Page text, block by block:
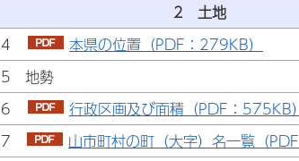
2 土地
4
本県の位置（PDF：279KB）
5 地勢
6
行政区画及び面積（PDF：575KB）
7
山市町村の町（大字）名一覧（